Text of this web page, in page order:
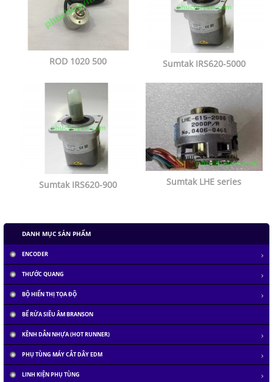
ROD 1020 500 Sumtak IRS620-5000
Sumtak IRS620-900 Sumtak LHE series
DANH MỤC SẢN PHẨM
ENCODER
THƯỚC QUANG
BỘ HIỂN THỊ TỌA ĐỘ
BỂ RỬA SIÊU ÂM BRANSON
KÊNH DẪN NHỰA (HOT RUNNER)
PHỤ TÙNG MÁY CẮT DÂY EDM
LINH KIỆN PHỤ TÙNG